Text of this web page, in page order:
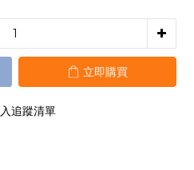
立即購買
追蹤清單